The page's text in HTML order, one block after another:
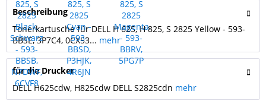
Beschreibung
Tonerkartusche für DELL H 625, H 825, S 2825 Yellow - 593-
BBSE, 3P7C4, 0CX53... mehr
für die Drucker
DELL H625cdw, H825cdw DELL S2825cdn mehr